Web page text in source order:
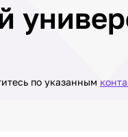
по указанным